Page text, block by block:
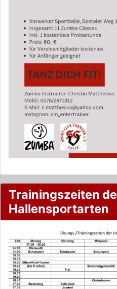
Trainingszeiten
Hallensportarten